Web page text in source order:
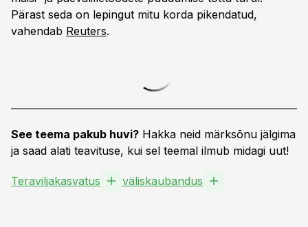
Pärast seda on lepingut mitu korda pikendatud,
vahendab Reuters.
See teema pakub huvi? Hakka neid märksõnu jälgima
ja saad alati teavituse, kui sel teemal ilmub midagi uut!
Teraviljakasvatus väliskaubandus